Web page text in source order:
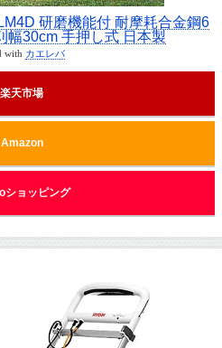
研磨機能付 耐摩耗合金鋼6
幅30cm 手押し式 日本製
with カエレバ
楽天市場
Amazon
ショッピング